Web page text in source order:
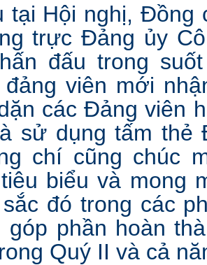
tại Hội nghị, Đồng
trực Đảng ủy
đấu trong
viên mới
các Đảng viên
sử dụng tấm thẻ
chí cũng chúc
biểu và mong
đó trong các
góp phần hoàn
Quý II và cả